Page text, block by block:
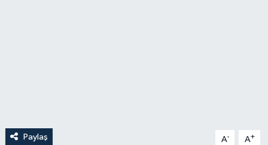
Paylaş A- A+